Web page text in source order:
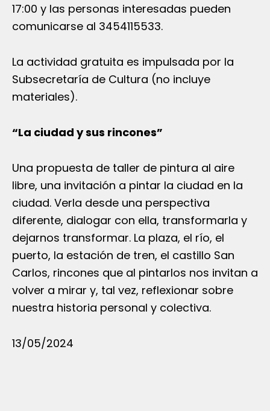
17:00 y las personas interesadas pueden
comunicarse al 3454115533.
La actividad gratuita es impulsada por la
Subsecretaría de Cultura (no incluye
materiales).
“La ciudad y sus rincones”
Una propuesta de taller de pintura al aire
libre, una invitación a pintar la ciudad en la
ciudad. Verla desde una perspectiva
diferente, dialogar con ella, transformarla y
dejarnos transformar. La plaza, el río, el
puerto, la estación de tren, el castillo San
Carlos, rincones que al pintarlos nos invitan a
volver a mirar y, tal vez, reflexionar sobre
nuestra historia personal y colectiva.
13/05/2024